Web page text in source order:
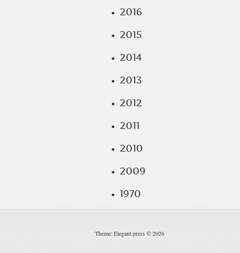
2016
2015
2014
2013
2012
2011
2010
2009
1970
Theme: Elegant press © 2026